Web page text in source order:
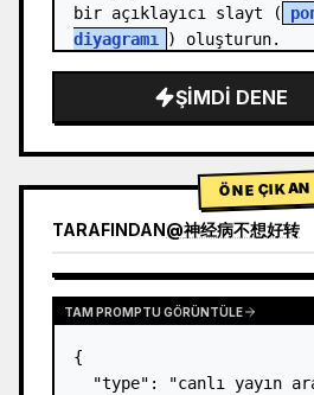
bir açıklayıcı slayt (
diyagramı
) oluşturun.
ŞIMDI DENE
ÖNE ÇIKAN
TARAFINDAN@神经病不想好转
TAM PROMPTU GÖRÜNTÜLE
{
"type": "canlı yayın